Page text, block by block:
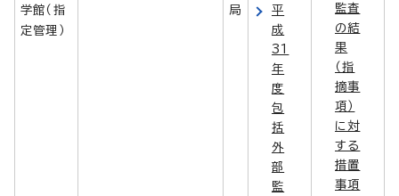
学館（指
定管理）
局
平
成
31
年
度
包
括
外
部
監
監査
の結
果
（指
摘事
項）
に対
する
措置
事項